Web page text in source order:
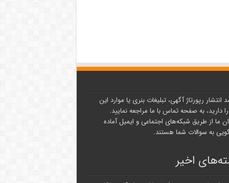
انتشار رپورتاژ آگهی، تبلیغات بنری یا موارد این
دارید، به صفحه تماس با ما مراجعه نمایید.
ما از طریق شبکه‌های اجتماعی و ایمیل آماده
به سوالات شما هستند.
اخیر